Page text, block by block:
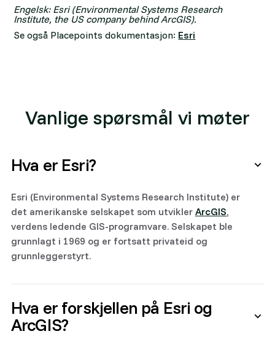
Engelsk: Esri (Environmental Systems Research
Institute, the US company behind ArcGIS).
Se også Placepoints dokumentasjon: Esri
Vanlige spørsmål vi møter
Hva er Esri?
Esri (Environmental Systems Research Institute) er
det amerikanske selskapet som utvikler ArcGIS,
verdens ledende GIS-programvare. Selskapet ble
grunnlagt i 1969 og er fortsatt privateid og
grunnleggerstyrt.
Hva er forskjellen på Esri og
ArcGIS?